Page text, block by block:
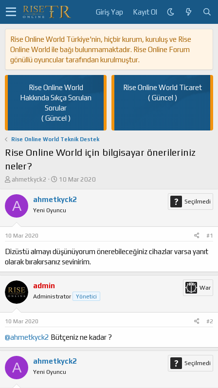
Giriş Yap Kayıt Ol
Rise Online World Türkiye'nin, hiçbir kurum, kuruluş ve Rise
Online World ile bağı bulunmamaktadır. Rise Online Forum
gönüllü oyuncular tarafından kurulmuştur.
Rise Online World
Hakkında Sıkça Sorulan
Sorular
( Güncel )
Rise Online World Ticaret
( Güncel )
Rise Online World Teknik Destek
Rise Online World için bilgisayar önerileriniz
neler?
K
n
u
ş
a
a
n
ahmetkyck2
B
ş
a
ç
a
10 Mar 2020
A ahmetkyck2
Yeni Oyuncu
Seçilmedi
10 Mar 2020 #1
Dizüstü almayı düşünüyorum önerebileceğiniz cihazlar varsa yanıt
olarak bırakırsanız sevinirim.
admin
Administrator Yönetici
War
10 Mar 2020 #2
@ahmetkyck2 Bütçeniz ne kadar ?
A ahmetkyck2
Yeni Oyuncu
Seçilmedi